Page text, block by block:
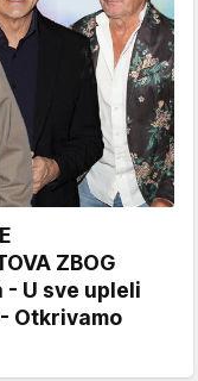
ZBOG
- U sve upleli
Otkrivamo